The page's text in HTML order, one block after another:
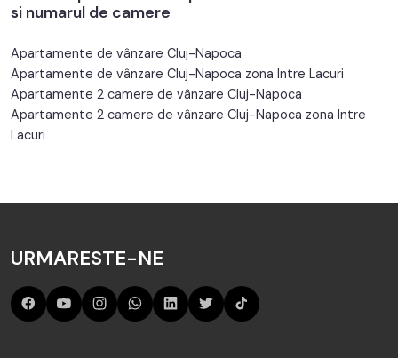
si numarul de camere
Apartamente de vânzare Cluj-Napoca
Apartamente de vânzare Cluj-Napoca zona Intre Lacuri
Apartamente 2 camere de vânzare Cluj-Napoca
Apartamente 2 camere de vânzare Cluj-Napoca zona Intre
Lacuri
URMARESTE-NE